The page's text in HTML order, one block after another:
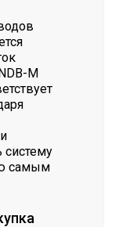
M
систему
самым